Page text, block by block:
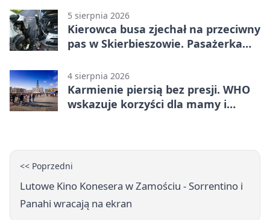
5 sierpnia 2026
Kierowca busa zjechał na przeciwny
pas w Skierbieszowie. Pasażerka
4 sierpnia 2026
Karmienie piersią bez presji. WHO
wskazuje korzyści dla mamy i
<< Poprzedni
Lutowe Kino Konesera w Zamościu - Sorrentino i
Panahi wracają na ekran